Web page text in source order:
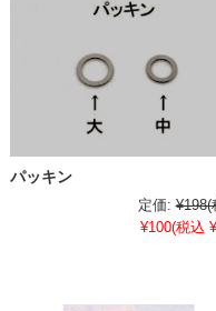
パッキン
定価: ¥198(
¥100(税込